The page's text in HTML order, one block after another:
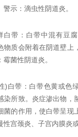
示：滴虫性阴道炎。
白带：白带中混有豆
物质会附着在阴道壁上
菌性阴道炎。
)白带：白带色黄或色
染所致。炎症渗出物，
菌的作用，使白带呈现
宫颈炎、子宫内膜炎